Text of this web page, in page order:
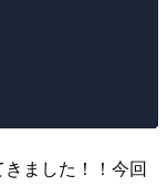
ました！！今回